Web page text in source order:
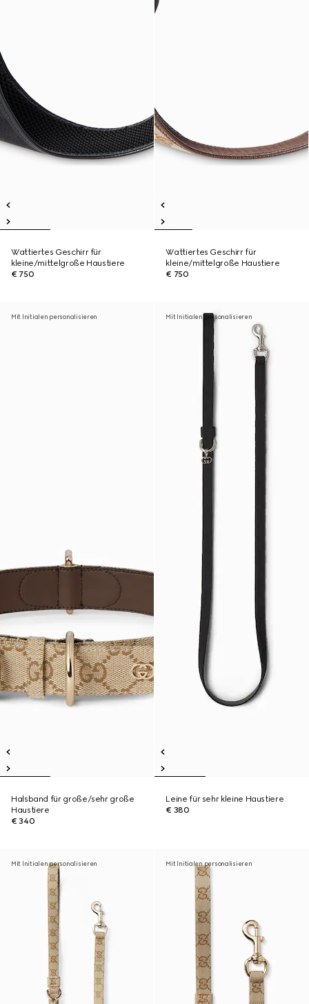
Wattiertes Geschirr für
kleine/mittelgroße Haustiere
€ 750
Wattiertes Geschirr für
kleine/mittelgroße Haustiere
€ 750
Mit Initialen personalisieren
Halsband für große/sehr große
Haustiere
€ 340
Mit Initialen personalisieren
Leine für sehr kleine Haustiere
€ 380
Mit Initialen personalisieren Mit Initialen personalisieren